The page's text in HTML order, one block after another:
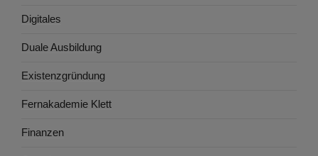
Digitales
Duale Ausbildung
Existenzgründung
Fernakademie Klett
Finanzen